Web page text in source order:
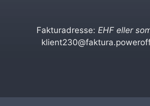
Fakturadresse: EHF eller